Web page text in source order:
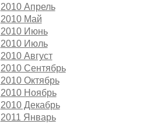
2010 Апрель
2010 Май
2010 Июнь
2010 Июль
2010 Август
2010 Сентябрь
2010 Октябрь
2010 Ноябрь
2010 Декабрь
2011 Январь